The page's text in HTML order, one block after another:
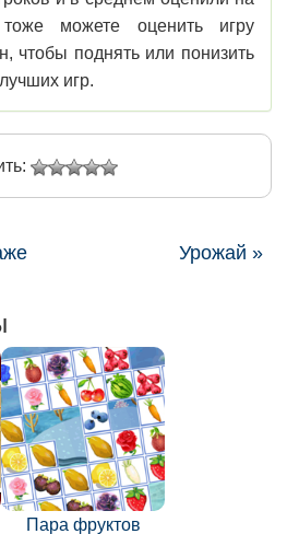
можете оценить игру
чтобы поднять или понизить
игр.
Урожай »
Пара фруктов